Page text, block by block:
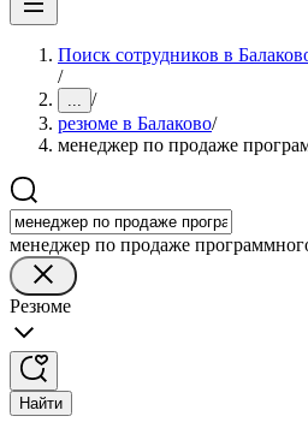
Поиск сотрудников в
/
... /
резюме в Балаково/
менеджер по продаже
менеджер по продаже
Резюме
Найти